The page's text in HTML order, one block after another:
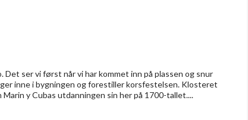
ser vi først når vi har kommet inn på plassen og snur
inne i bygningen og forestiller korsfestelsen. Klosteret
y Cubas utdanningen sin her på 1700-tallet....